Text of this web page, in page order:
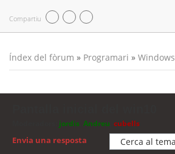
Compartiu
Índex del fòrum » Programari » Windows
jordis Andreu cubells
Envia una resposta